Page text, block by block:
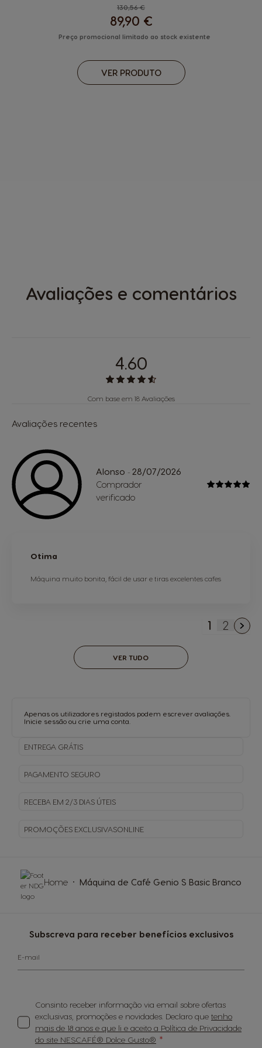
Regular Price
130,56 €
89,90 €
Preço promocional limitado ao stock existente
VER PRODUTO
Avaliações e comentários
4.60
Com base em 18 Avaliações
Avaliações recentes
Alonso - 28/07/2026
Comprador
verificado
Otima
Máquina muito bonita, fácil de usar e tiras excelentes cafes
Está de
1 Página
2
VER TUDO
Apenas os utilizadores registados podem escrever avaliações.
Inicie sessão ou crie uma conta
ENTREGA GRÁTIS
PAGAMENTO SEGURO
RECEBA EM 2/3 DIAS ÚTEIS
PROMOÇÕES EXCLUSIVASONLINE
Subscreva para receber benefícios exclusivos
E-mail
Consinto receber informação via email sobre ofertas
exclusivas, promoções e novidades. Declaro que tenho
mais de 18 anos e que li e aceito a Política de Privacidade
do site NESCAFÉ® Dolce Gusto®
Home Máquina de Café Genio S Basic Branco